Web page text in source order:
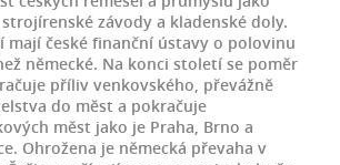
závody a kladenské doly.
mají české finanční ústavy o polovinu
německé. Na konci století se poměr
příliv venkovského, převážně
do měst a pokračuje
měst jako je Praha, Brno a
Ohrožena je německá převaha v